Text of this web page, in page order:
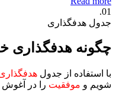
01.
جدول هدفگذاری
چگونه هدفگذاری
با استفاده از جدول
شویم و موفقیت را در آغوش